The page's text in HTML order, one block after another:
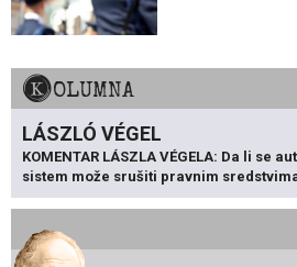
KOLUMNA
LÁSZLÓ VÉGEL
KOMENTAR LÁSZLA VÉGELA: Da li se
sistem može srušiti pravnim